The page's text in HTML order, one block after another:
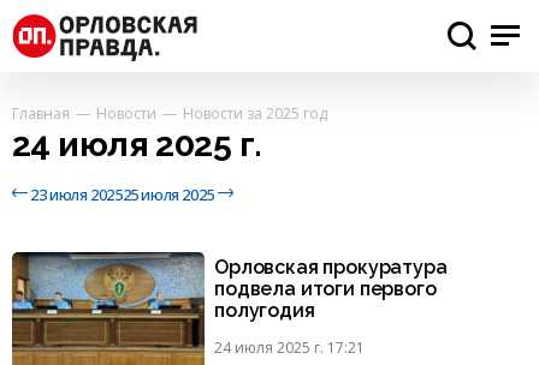
Главная Новости Новости за 2025 год
24 июля 2025 г.
23 июля 202525 июля 2025
Орловская прокуратура
подвела итоги первого
полугодия
24 июля 2025 г. 17:21